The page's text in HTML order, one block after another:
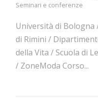
Seminari e conferenze
Università di Bologna
di Rimini /
della Vita / Scuola di
/ ZoneModa Corso...